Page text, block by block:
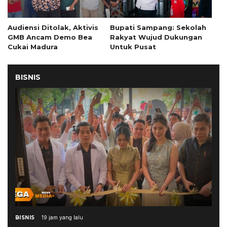
Audiensi Ditolak, Aktivis
GMB Ancam Demo Bea
Cukai Madura
Bupati Sampang: Sekolah
Rakyat Wujud Dukungan
Untuk Pusat
BISNIS
BISNIS 19 jam yang lalu